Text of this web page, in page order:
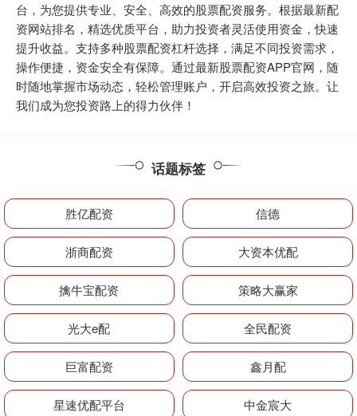
台，为您提供专业、安全、高效的股票配资服务。根据最新配
资网站排名，精选优质平台，助力投资者灵活使用资金，快速
提升收益。支持多种股票配资杠杆选择，满足不同投资需求，
操作便捷，资金安全有保障。通过最新股票配资APP官网，随
时随地掌握市场动态，轻松管理账户，开启高效投资之旅。让
我们成为您投资路上的得力伙伴！
话题标签
胜亿配资 信德
浙商配资 大资本优配
擒牛宝配资 策略大赢家
光大e配 全民配资
巨富配资 鑫月配
星速优配平台 中金宸大